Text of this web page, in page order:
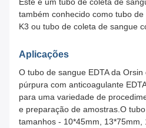
Este é um tubo de coleta de
também conhecido como tubo
K3 ou tubo de coleta de sangue
Aplicações
O tubo de sangue EDTA da
púrpura com anticoagulante
para uma variedade de
e preparação de amostras.O
tamanhos - 10*45mm,